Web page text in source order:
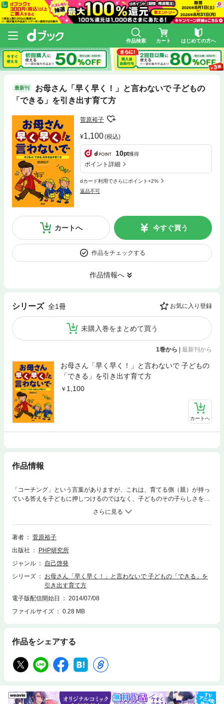
作品検索 カート はじめての方へ
最新刊
お母さん「早く早く！」と言わないで 子どもの
「できる」を引き出す育て方
菅原裕子
1,100(税込)
10pt獲得
ポイント詳細
dカード利用でさらにポイント+2%
返品不可
カートへ 今すぐ買う
作品をチェックする
作品情報へ
シリーズ 全1冊 お気に入り登録
未購入巻をまとめて買う
1巻から 最新刊から
お母さん「早く早く！」と言わないで 子どもの
「できる」を引き出す育て方
1,100
カートへ
作品情報
「コーチング」という言葉がありますが、これは、育てる側（親）が持っ
ている答えを子どもに押しつけるのではなく、子どものその子らしさを尊
重するコミュニケーションのあり方です。コーチングはスポーツの世界だ
けでなく、ビジネスの世界でも人材育成のコミュニケーション手法として
受け入れられています。「ハートフルコミュニケーション」は、それを子
育てにも応用しようとする試みです。「ハートフルコミュニケーション」
えるものです。親に、大人に、より自分を幸せにする、自分らしく生きる
ための術を発見する場を提供します。親が自分らしく、幸せに生きていれ
は自然に育つのです。
著者
菅原裕子
出版社
PHP研究所
ジャンル
自己啓発
シリーズ
お母さん「早く早く！」と言わないで 子どもの「できる」を
引き出す育て方
電子版配信開始日
2014/07/08
ファイルサイズ
0.28 MB
作品をシェアする